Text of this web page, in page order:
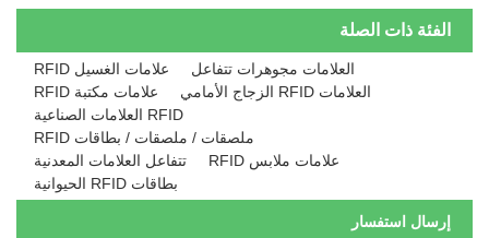
الفئة ذات الصلة
علامات الغسيل RFID
العلامات مجوهرات تتفاعل
علامات مكتبة RFID
العلامات RFID الزجاج الأمامي
RFID العلامات الصناعية
ملصقات / ملصقات / بطاقات RFID
تتفاعل العلامات المعدنية
علامات ملابس RFID
بطاقات RFID الحيوانية
إرسال استفسار